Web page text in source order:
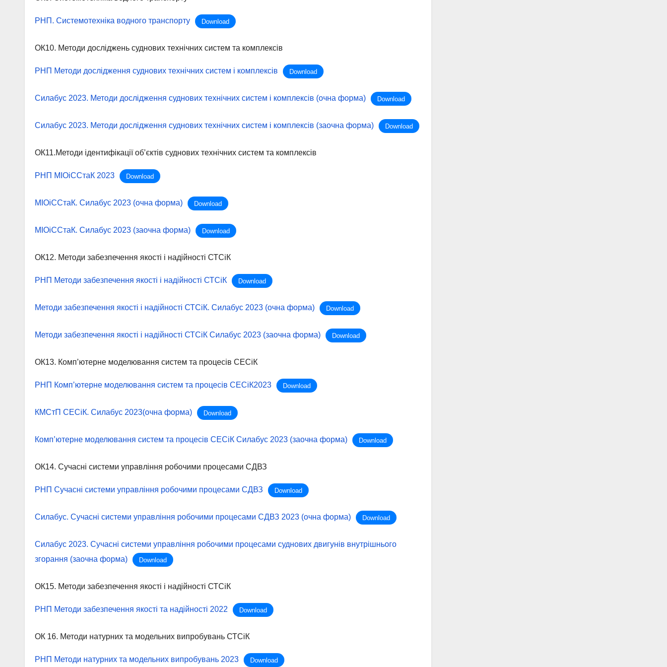
РНП. Системотехніка водного транспорту Download
ОК10. Методи досліджень суднових технічних систем та комплексів
РНП Методи дослідження суднових технічних систем і комплексів Download
Силабус 2023. Методи дослідження суднових технічних систем і комплексів (очна форма) Download
Силабус 2023. Методи дослідження суднових технічних систем і комплексів (заочна форма) Download
ОК11.Методи ідентифікації об’єктів суднових технічних систем та комплексів
РНП МІОіССтаК 2023 Download
МІОіССтаК. Силабус 2023 (очна форма) Download
МІОіССтаК. Силабус 2023 (заочна форма) Download
ОК12. Методи забезпечення якості і надійності СТСіК
РНП Методи забезпечення якості і надійності СТСіК Download
Методи забезпечення якості і надійності СТСіК. Силабус 2023 (очна форма) Download
Методи забезпечення якості і надійності СТСіК Силабус 2023 (заочна форма) Download
ОК13. Комп’ютерне моделювання систем та процесів СЕСіК
РНП Комп’ютерне моделювання систем та процесів СЕСіК2023 Download
КМСтП СЕСіК. Силабус 2023(очна форма) Download
Комп’ютерне моделювання систем та процесів СЕСіК Силабус 2023 (заочна форма) Download
ОК14. Сучасні системи управління робочими процесами СДВЗ
РНП Сучасні системи управління робочими процесами СДВЗ Download
Силабус. Сучасні системи управління робочими процесами СДВЗ 2023 (очна форма) Download
Силабус 2023. Сучасні системи управління робочими процесами суднових двигунів внутрішнього
згорання (заочна форма)
Download
ОК15. Методи забезпечення якості і надійності СТСіК
РНП Методи забезпечення якості та надійності 2022 Download
ОК 16. Методи натурних та модельних випробувань СТСіК
РНП Методи натурних та модельних випробувань 2023 Download